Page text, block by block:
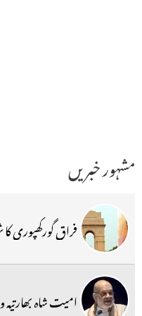
مشہور خبریں
فراق گورکھپوری
امیت شاہ بھارتیہ ودیا پار